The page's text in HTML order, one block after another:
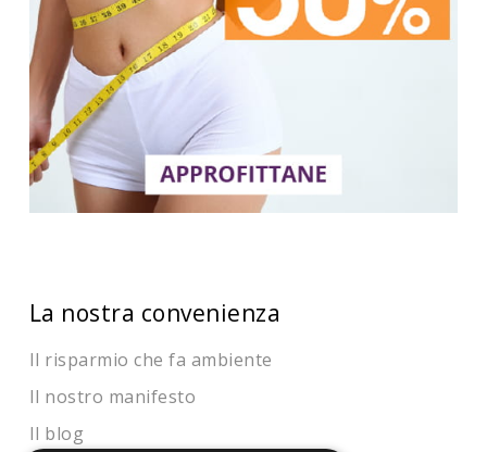
La nostra convenienza
Il risparmio che fa ambiente
Il nostro manifesto
Il blog